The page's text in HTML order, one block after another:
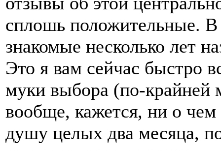
сплошь положительные.
знакомые несколько лет
Это я вам сейчас быстро
муки выбора (по-крайней
вообще, кажется, ни о
душу целых два месяца,